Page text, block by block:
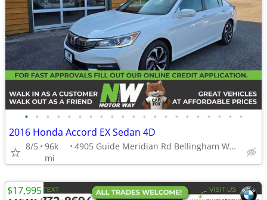
• • • • • • • • • • • • • • • • • • • • •
2016 Honda Accord EX Sedan 4D
8/5
96k
mi
4905 Guide Meridian Rd Bellingham WA 98226
$17,995